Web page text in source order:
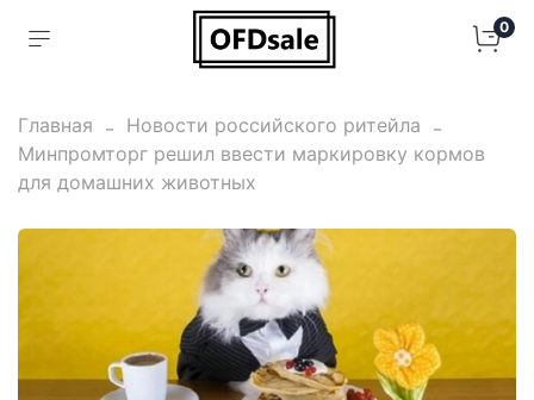
0
Главная
Новости российского ритейла
Минпромторг решил ввести маркировку кормов
для домашних животных